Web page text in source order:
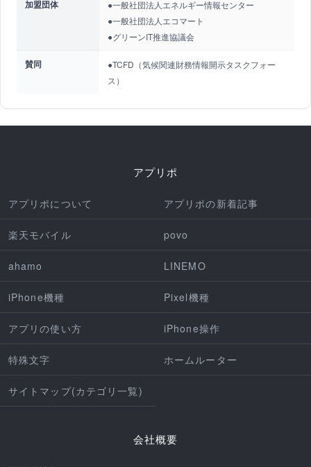
加盟団体
●一般社団法人エネルギー情報センター
●一般社団法人エコマート
●グリーンIT推進協議会
賛同
●TCFD（気候関連財務情報開示タスクフォー
ス）
アプリポ
アプリポについて アプリポの新着記事
楽天モバイル povo
ahamo LINEMO
iPhone機種 Pixel機種
アプリの使い方 iPhone操作
特殊文字 ホームルーター
サイトマップ(カテゴリ一覧)
会社概要